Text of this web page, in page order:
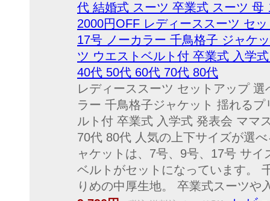
代 結婚式 スーツ 卒業式 スーツ
2000円OFF レディーススーツ セ
17号 ノーカラー 千鳥格子 ジャケ
ツ ウエストベルト付 卒業式 入学
40代 50代 60代 70代 80代
レディーススーツ セットアップ
ラー 千鳥格子ジャケット 揺れる
ルト付 卒業式 入学式 発表会 ママ
70代 80代 人気の上下サイズが選
ャケットは、7号、9号、17号 サ
ベルトがセットになっています。
りめの中厚生地。 卒業式スーツや